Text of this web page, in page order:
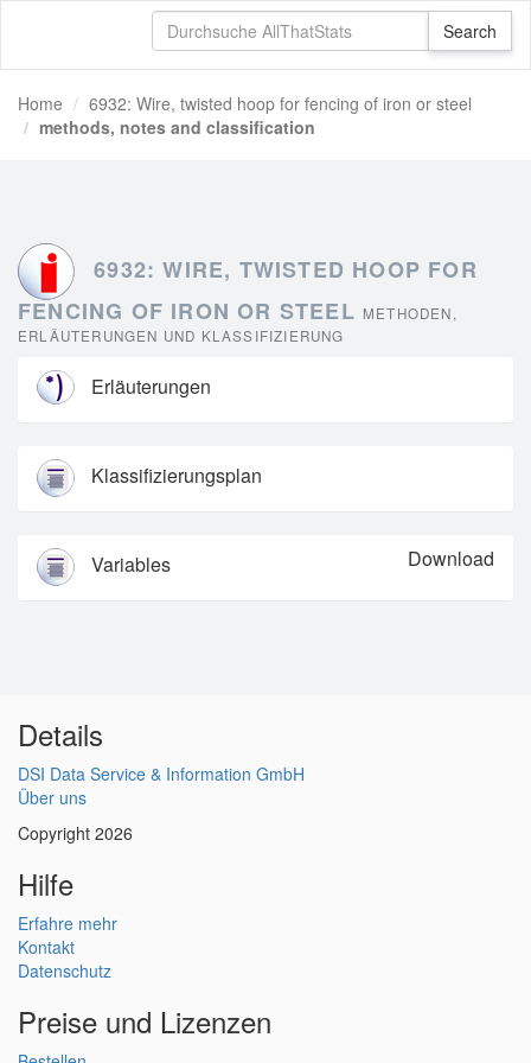
Home
6932: Wire, twisted hoop for fencing of iron or steel
methods, notes and classification
6932: WIRE, TWISTED HOOP FOR
FENCING OF IRON OR STEEL METHODEN,
ERLÄUTERUNGEN UND KLASSIFIZIERUNG
Erläuterungen
Klassifizierungsplan
Variables Download
Details
DSI Data Service & Information GmbH
Über uns
Copyright 2026
Hilfe
Erfahre mehr
Kontakt
Datenschutz
Preise und Lizenzen